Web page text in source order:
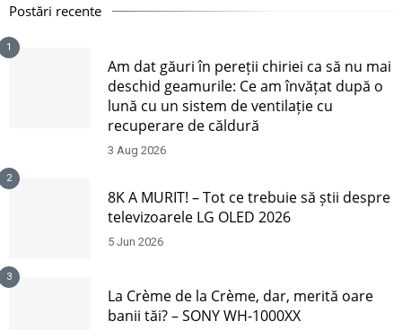
Postări recente
1
Am dat găuri în pereții chiriei ca să nu mai
deschid geamurile: Ce am învățat după o
lună cu un sistem de ventilație cu
recuperare de căldură
3 Aug 2026
2
8K A MURIT! – Tot ce trebuie să știi despre
televizoarele LG OLED 2026
5 Jun 2026
3
La Crème de la Crème, dar, merită oare
banii tăi? – SONY WH-1000XX